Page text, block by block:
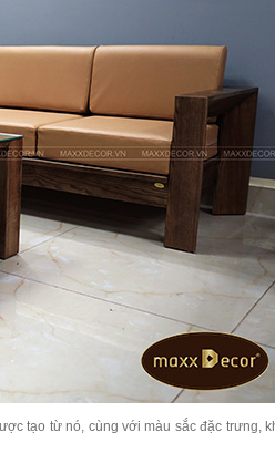
tạo từ nó, cùng với màu sắc đặc trưng,